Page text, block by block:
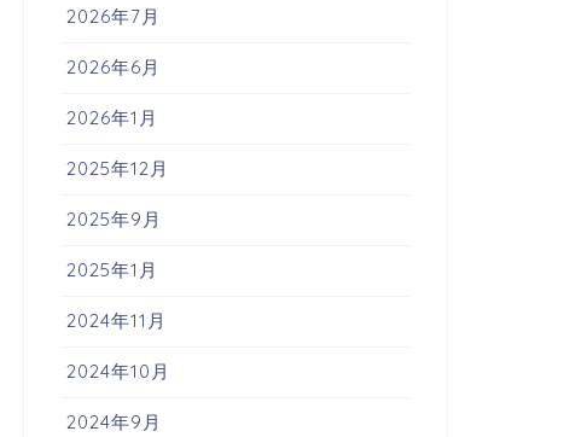
2026年7月
2026年6月
2026年1月
2025年12月
2025年9月
2025年1月
2024年11月
2024年10月
2024年9月